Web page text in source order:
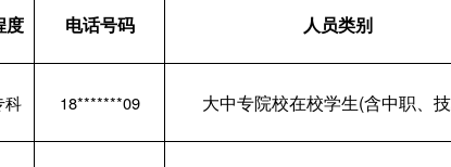
度 电话号码 人员类别
科 18*******09 大中专院校在校学生(含中职、